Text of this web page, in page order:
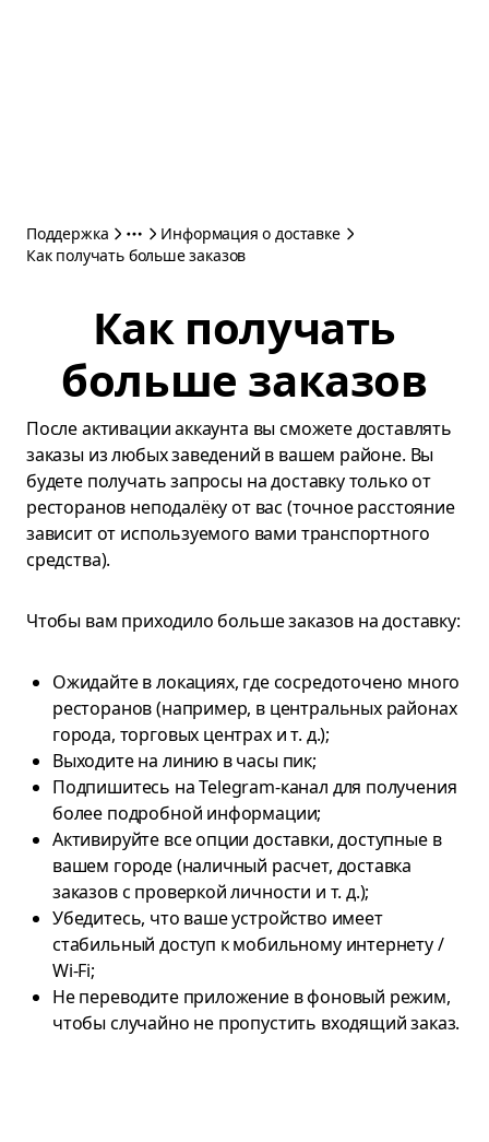
Поддержка
Информация о доставке
Как получать больше заказов
Как получать
больше заказов
После активации аккаунта вы сможете доставлять
заказы из любых заведений в вашем районе. Вы
будете получать запросы на доставку только от
ресторанов неподалёку от вас (точное расстояние
зависит от используемого вами транспортного
средства).
Чтобы вам приходило больше заказов на доставку:
Ожидайте в локациях, где сосредоточено много
ресторанов (например, в центральных районах
города, торговых центрах и т. д.);
Выходите на линию в часы пик;
Подпишитесь на Telegram-канал для получения
более подробной информации;
Активируйте все опции доставки, доступные в
вашем городе (наличный расчет, доставка
заказов с проверкой личности и т. д.);
Убедитесь, что ваше устройство имеет
стабильный доступ к мобильному интернету /
Wi-Fi;
Не переводите приложение в фоновый режим,
чтобы случайно не пропустить входящий заказ.